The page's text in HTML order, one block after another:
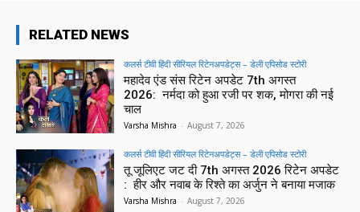
RELATED NEWS
कलर्स टीवी हिंदी सीरियल रिटेनअपडेट्स – डेली एपिसोड स्टोरी
महादेव एंड संस रिटेन अपडेट 7th अगस्त
2026: नर्मदा को हुआ रजी पर शक, मोगरा की नई
चाल
Varsha Mishra - August 7, 2026
कलर्स टीवी हिंदी सीरियल रिटेनअपडेट्स – डेली एपिसोड स्टोरी
तू जूलिएट जट दी 7th अगस्त 2026 रिटेन अपडेट
: हीर और नवाब के रिश्ते का अर्जुन ने बनाया मजाक
Varsha Mishra - August 7, 2026